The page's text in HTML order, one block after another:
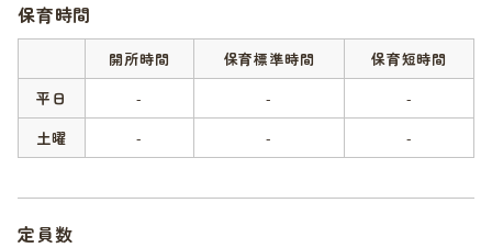
保育時間
開所時間 保育標準時間
保育短時間
平日
- -
-
土曜
- - -
定員数